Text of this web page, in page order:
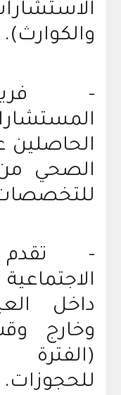
والكوارث).
-
الصحي من
- تقدم
داخل
وخارج
(الفترة
للحجوزات.